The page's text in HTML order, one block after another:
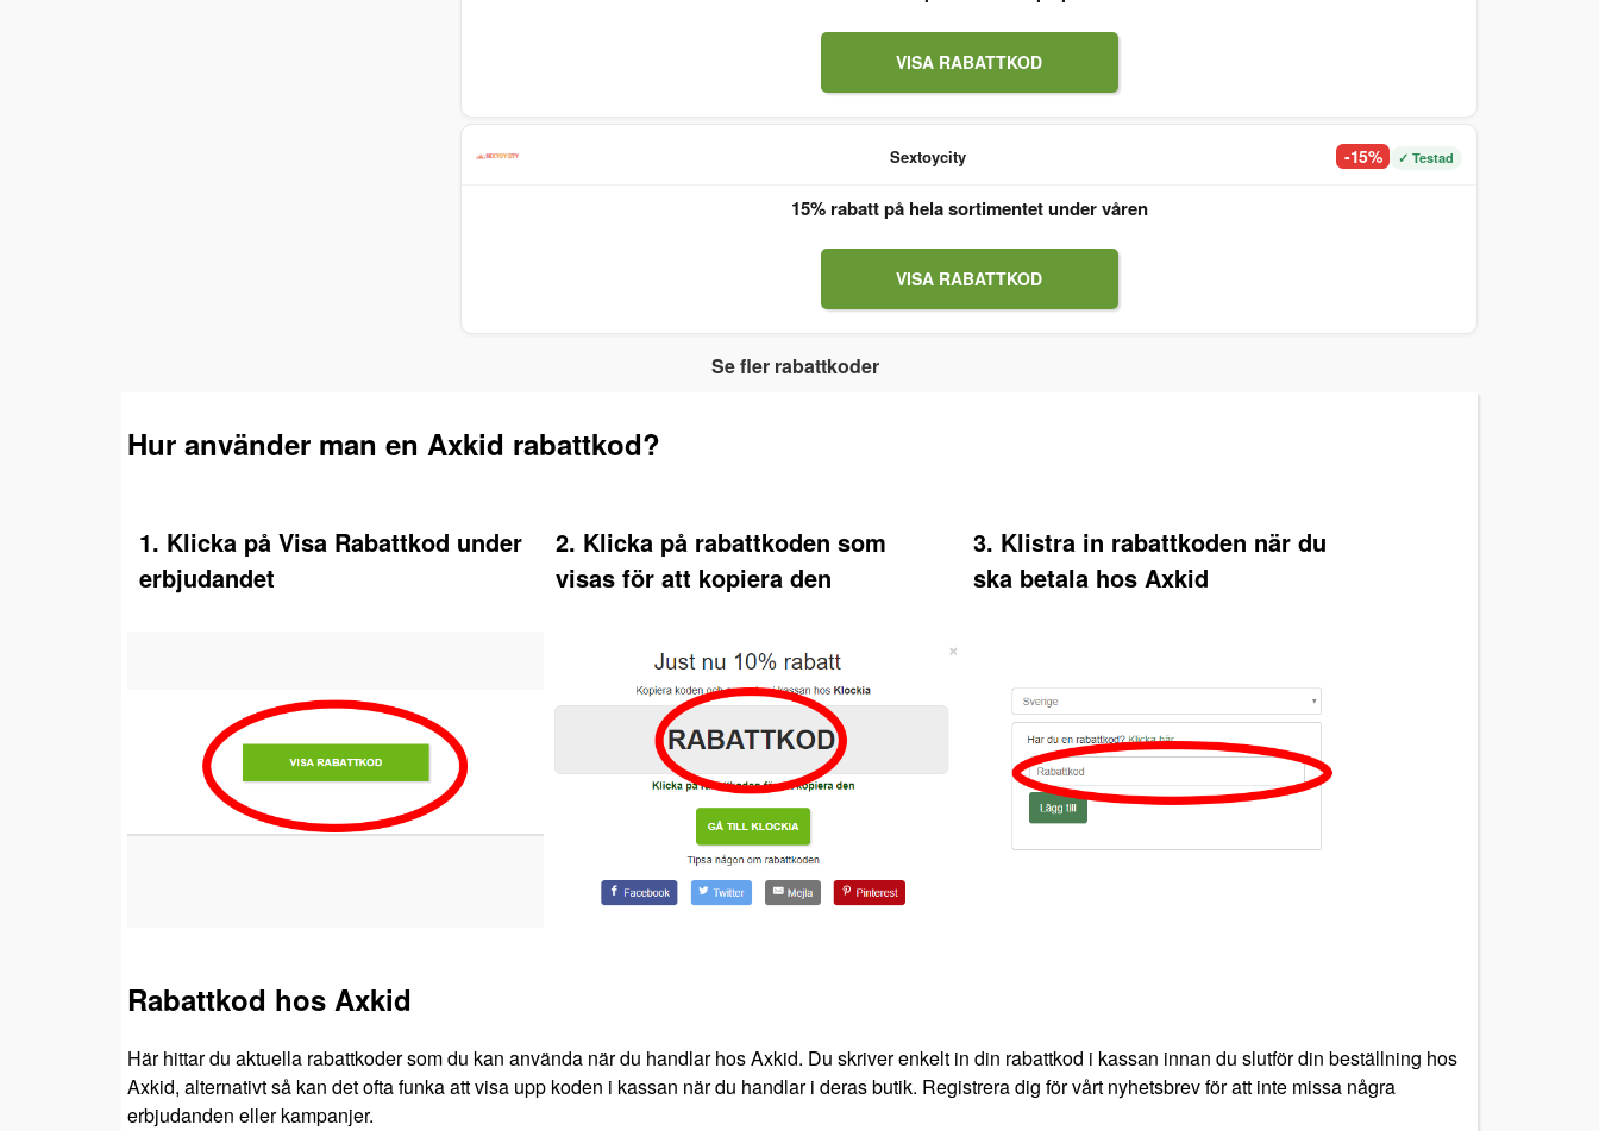
VISA RABATTKOD
Sextoycity -15% ✓ Testad
15% rabatt på hela sortimentet under våren
VISA RABATTKOD
Se fler rabattkoder
Hur använder man en Axkid rabattkod?
1. Klicka på Visa Rabattkod under
erbjudandet
2. Klicka på rabattkoden som
visas för att kopiera den
3. Klistra in rabattkoden när du
ska betala hos Axkid
Rabattkod hos Axkid
Här hittar du aktuella rabattkoder som du kan använda när du handlar hos Axkid. Du skriver enkelt in din rabattkod i kassan innan du slutför din beställning hos
Axkid, alternativt så kan det ofta funka att visa upp koden i kassan när du handlar i deras butik. Registrera dig för vårt nyhetsbrev för att inte missa några
erbjudanden eller kampanjer.